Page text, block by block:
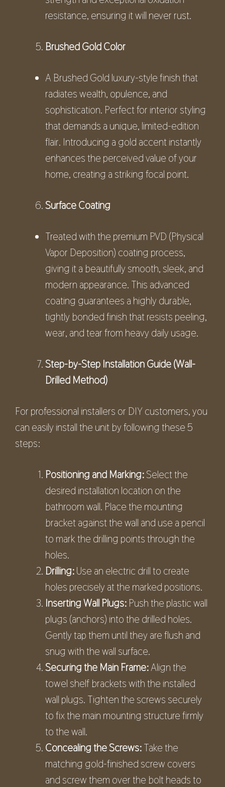
resistance, ensuring it will never rust.
Brushed Gold Color
A Brushed Gold luxury-style finish that
radiates wealth, opulence, and
sophistication. Perfect for interior styling
that demands a unique, limited-edition
flair. Introducing a gold accent instantly
enhances the perceived value of your
home, creating a striking focal point.
Surface Coating
Treated with the premium PVD (Physical
Vapor Deposition) coating process,
giving it a beautifully smooth, sleek, and
modern appearance. This advanced
coating guarantees a highly durable,
tightly bonded finish that resists peeling,
wear, and tear from heavy daily usage.
Step-by-Step Installation Guide (Wall-
Drilled Method)
For professional installers or DIY customers, you
can easily install the unit by following these 5
steps:
Positioning and Marking:Select the
desired installation location on the
bathroom wall. Place the mounting
bracket against the wall and use a pencil
to mark the drilling points through the
holes.
Drilling:Use an electric drill to create
holes precisely at the marked positions.
Inserting Wall Plugs:Push the plastic wall
plugs (anchors) into the drilled holes.
Gently tap them until they are flush and
snug with the wall surface.
Securing the Main Frame:Align the
towel shelf brackets with the installed
wall plugs. Tighten the screws securely
to fix the main mounting structure firmly
to the wall.
Concealing the Screws:Take the
matching gold-finished screw covers
and screw them over the bolt heads to